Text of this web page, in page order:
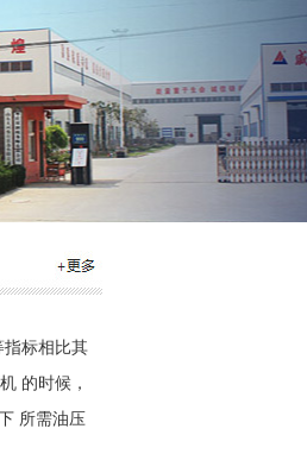
指标相比其
的时候，
所需油压